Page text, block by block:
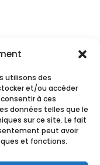
utilisons des
et/ou accéder
à ces
données telles que le
sur ce site. Le fait
peut avoir
et fonctions.
plus
?